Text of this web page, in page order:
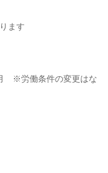
ます
　※労働条件の変更はな